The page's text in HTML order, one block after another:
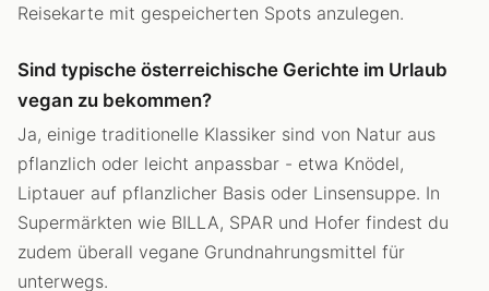
Reisekarte mit gespeicherten Spots anzulegen.
Sind typische österreichische Gerichte im Urlaub
vegan zu bekommen?
Ja, einige traditionelle Klassiker sind von Natur aus
pflanzlich oder leicht anpassbar - etwa Knödel,
Liptauer auf pflanzlicher Basis oder Linsensuppe. In
Supermärkten wie BILLA, SPAR und Hofer findest du
zudem überall vegane Grundnahrungsmittel für
unterwegs.